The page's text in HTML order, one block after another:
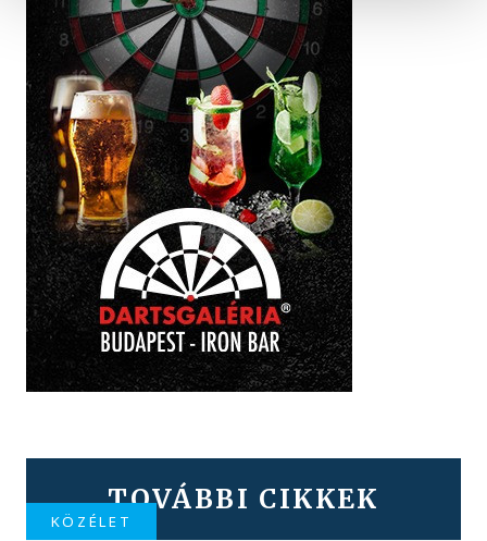
TOVÁBBI CIKKEK
KÖZÉLET